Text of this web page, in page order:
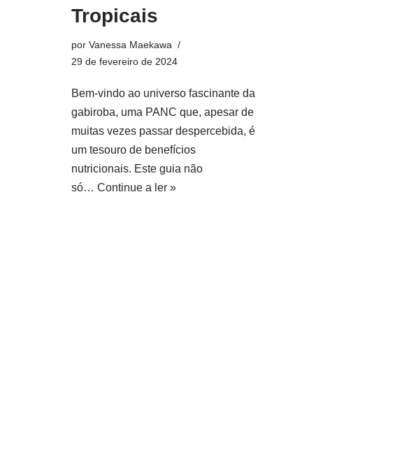
Tropicais
por Vanessa Maekawa
29 de fevereiro de 2024
Bem-vindo ao universo fascinante da
gabiroba, uma PANC que, apesar de
muitas vezes passar despercebida, é
um tesouro de benefícios
nutricionais. Este guia não
só… Continue a ler »